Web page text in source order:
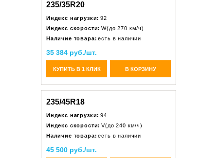
235/35R20
Индекс нагрузки: 92
Индекс скорости: W(до 270 км/ч)
Наличие товара: есть в наличии
35 384 руб./шт.
КУПИТЬ В 1 КЛИК В КОРЗИНУ
235/45R18
Индекс нагрузки: 94
Индекс скорости: V(до 240 км/ч)
Наличие товара: есть в наличии
45 500 руб./шт.